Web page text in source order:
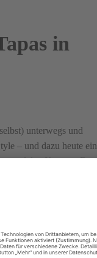
in
unterwegs und
– und dazu heute ein
auf den Kanaren Da